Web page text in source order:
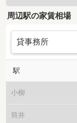
周辺駅の家賃相場
駅
小柳
筒井